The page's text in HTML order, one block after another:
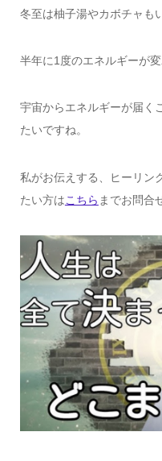
冬至は柚子湯やカボチャも
半年に1度のエネルギーが
宇宙からエネルギーが届く
たいですね。
私がお伝えする、ヒーリン
たい方はこちら までお問合